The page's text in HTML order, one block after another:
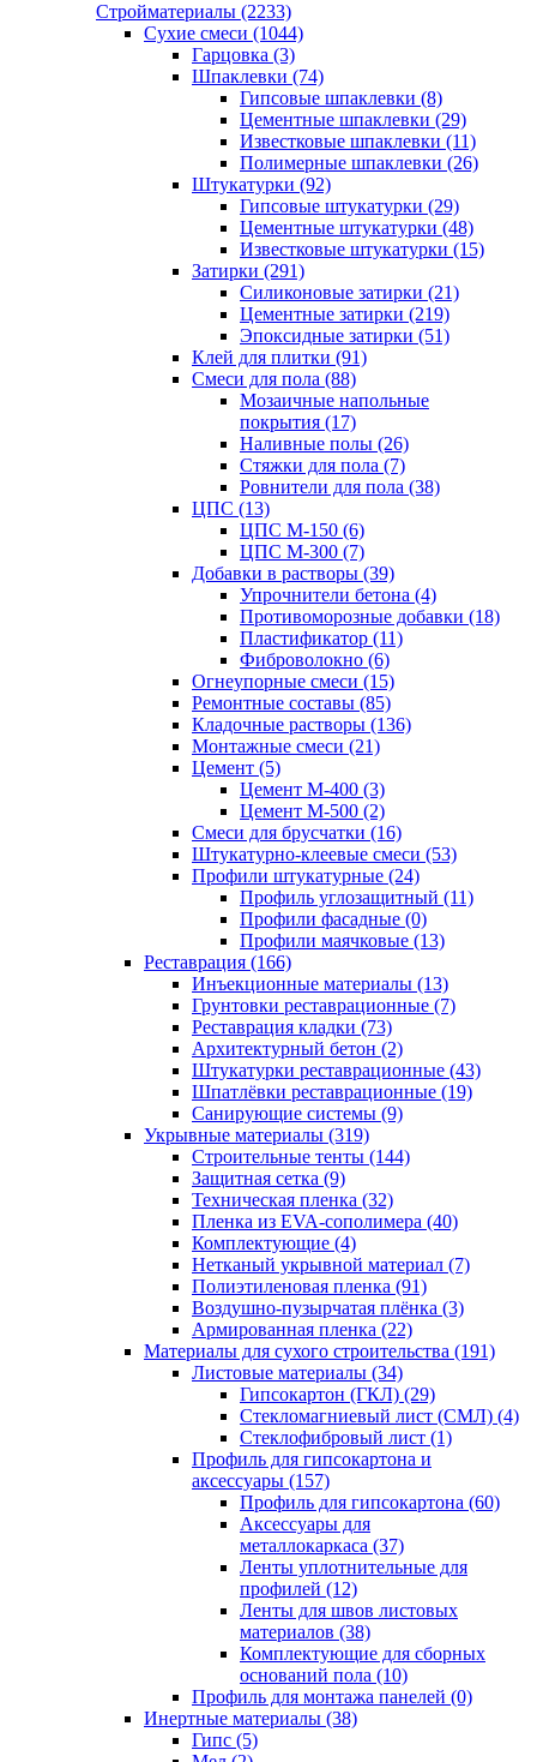
Стройматериалы (2233)
Сухие смеси (1044)
Гарцовка (3)
Шпаклевки (74)
Гипсовые шпаклевки (8)
Цементные шпаклевки (29)
Известковые шпаклевки (11)
Полимерные шпаклевки (26)
Штукатурки (92)
Гипсовые штукатурки (29)
Цементные штукатурки (48)
Известковые штукатурки (15)
Затирки (291)
Силиконовые затирки (21)
Цементные затирки (219)
Эпоксидные затирки (51)
Клей для плитки (91)
Смеси для пола (88)
Мозаичные напольные
покрытия (17)
Наливные полы (26)
Стяжки для пола (7)
Ровнители для пола (38)
ЦПС (13)
ЦПС М-150 (6)
ЦПС М-300 (7)
Добавки в растворы (39)
Упрочнители бетона (4)
Противоморозные добавки (18)
Пластификатор (11)
Фиброволокно (6)
Огнеупорные смеси (15)
Ремонтные составы (85)
Кладочные растворы (136)
Монтажные смеси (21)
Цемент (5)
Цемент М-400 (3)
Цемент М-500 (2)
Смеси для брусчатки (16)
Штукатурно-клеевые смеси (53)
Профили штукатурные (24)
Профиль углозащитный (11)
Профили фасадные (0)
Профили маячковые (13)
Реставрация (166)
Инъекционные материалы (13)
Грунтовки реставрационные (7)
Реставрация кладки (73)
Архитектурный бетон (2)
Штукатурки реставрационные (43)
Шпатлёвки реставрационные (19)
Санирующие системы (9)
Укрывные материалы (319)
Строительные тенты (144)
Защитная сетка (9)
Техническая пленка (32)
Пленка из EVA-сополимера (40)
Комплектующие (4)
Нетканый укрывной материал (7)
Полиэтиленовая пленка (91)
Воздушно-пузырчатая плёнка (3)
Армированная пленка (22)
Материалы для сухого строительства (191)
Листовые материалы (34)
Гипсокартон (ГКЛ) (29)
Стекломагниевый лист (СМЛ) (4)
Cтеклофибровый лист (1)
Профиль для гипсокартона и
аксессуары (157)
Профиль для гипсокартона (60)
Аксессуары для
металлокаркаса (37)
Ленты уплотнительные для
профилей (12)
Ленты для швов листовых
материалов (38)
Комплектующие для сборных
оснований пола (10)
Профиль для монтажа панелей (0)
Инертные материалы (38)
Гипс (5)